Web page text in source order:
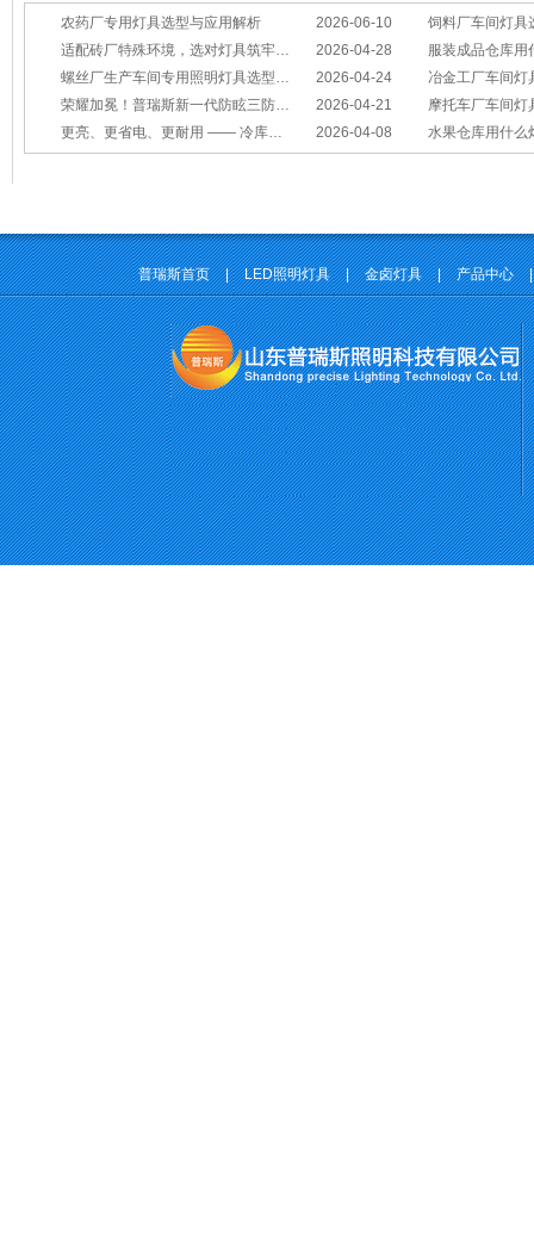
2026-06-10
农药厂专用灯具选型与应用解析
饲料厂车间灯具
2026-04-28
适配砖厂特殊环境，选对灯具筑牢生产安全线
服装成品仓库用
2026-04-24
螺丝厂生产车间专用照明灯具选型方案
冶金工厂车间灯具选型指南：
2026-04-21
荣耀加冕！普瑞斯新一代防眩三防灯BC-L斩获2026阿拉丁神灯奖
摩托车厂车间灯具怎么选？
2026-04-08
更亮、更省电、更耐用 —— 冷库照明优选 水果仓库用什么
普瑞斯首页 | LED照明灯具 | 金卤灯具 | 产品中心 |